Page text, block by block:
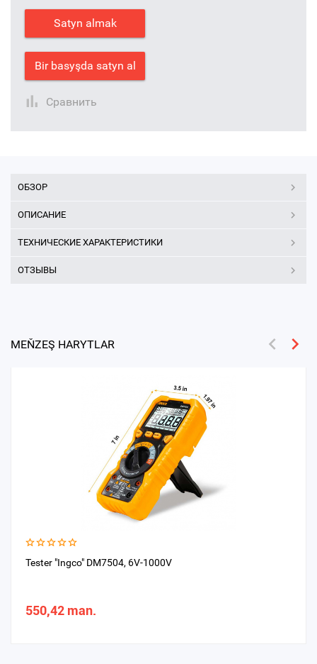
Satyn almak
Bir basyşda satyn al
Сравнить
ОБЗОР
ОПИСАНИЕ
ТЕХНИЧЕСКИЕ ХАРАКТЕРИСТИКИ
ОТЗЫВЫ
MEŇZEŞ HARYTLAR
Tester "Ingco" DM7504, 6V-1000V
550,42 man.